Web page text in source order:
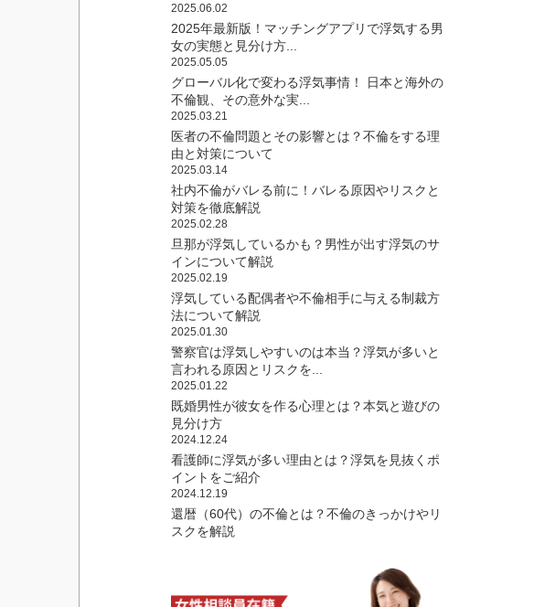
2025.06.02
2025年最新版！マッチングアプリで浮気する男
女の実態と見分け方...
2025.05.05
グローバル化で変わる浮気事情！ 日本と海外の
不倫観、その意外な実...
2025.03.21
医者の不倫問題とその影響とは？不倫をする理
由と対策について
2025.03.14
社内不倫がバレる前に！バレる原因やリスクと
対策を徹底解説
2025.02.28
旦那が浮気しているかも？男性が出す浮気のサ
インについて解説
2025.02.19
浮気している配偶者や不倫相手に与える制裁方
法について解説
2025.01.30
警察官は浮気しやすいのは本当？浮気が多いと
言われる原因とリスクを...
2025.01.22
既婚男性が彼女を作る心理とは？本気と遊びの
見分け方
2024.12.24
看護師に浮気が多い理由とは？浮気を見抜くポ
イントをご紹介
2024.12.19
還暦（60代）の不倫とは？不倫のきっかけやリ
スクを解説